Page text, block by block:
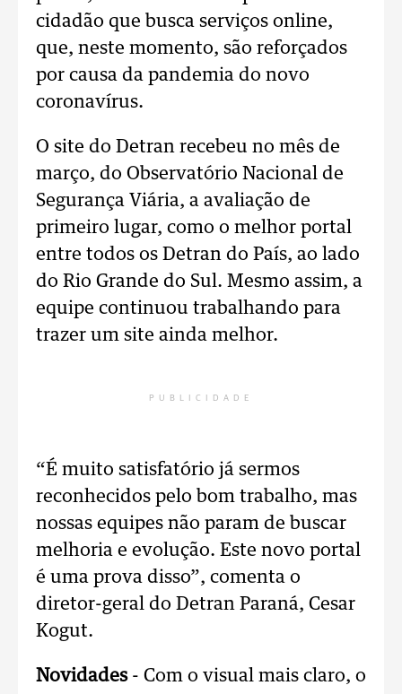
cidadão que busca serviços online,
que, neste momento, são reforçados
por causa da pandemia do novo
coronavírus.
O site do Detran recebeu no mês de
março, do Observatório Nacional de
Segurança Viária, a avaliação de
primeiro lugar, como o melhor portal
entre todos os Detran do País, ao lado
do Rio Grande do Sul. Mesmo assim, a
equipe continuou trabalhando para
trazer um site ainda melhor.
PUBLICIDADE
“É muito satisfatório já sermos
reconhecidos pelo bom trabalho, mas
nossas equipes não param de buscar
melhoria e evolução. Este novo portal
é uma prova disso”, comenta o
diretor-geral do Detran Paraná, Cesar
Kogut.
Novidades - Com o visual mais claro, o